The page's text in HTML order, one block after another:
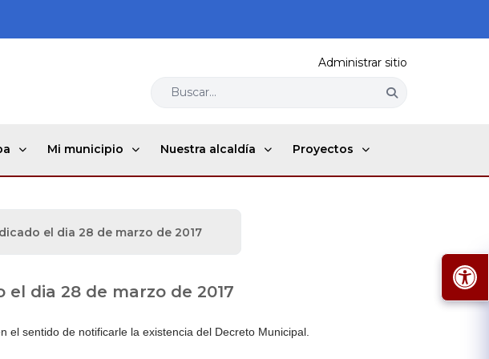
Administrar sitio
Buscar...
Mi municipio Nuestra alcaldía Proyectos
el dia 28 de marzo de 2017
dia 28 de marzo de 2017
el sentido de notificarle la existencia del Decreto Municipal.